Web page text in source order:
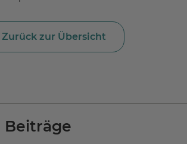
Zurück zur Übersicht
Beiträge